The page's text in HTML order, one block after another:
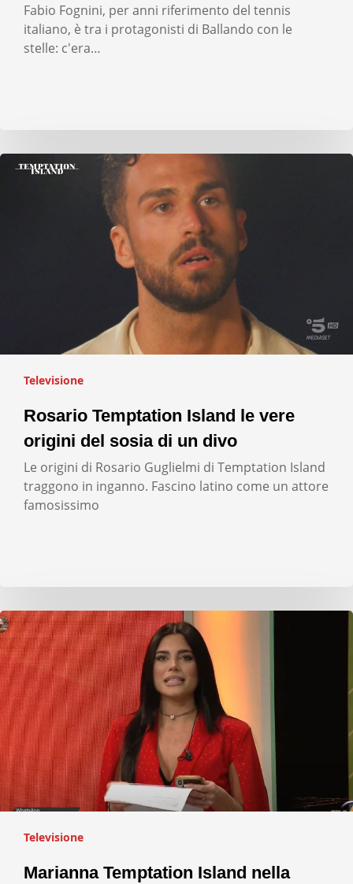
Fabio Fognini, per anni riferimento del tennis
italiano, è tra i protagonisti di Ballando con le
stelle: c'era…
Televisione
Rosario Temptation Island le vere
origini del sosia di un divo
Le origini di Rosario Guglielmi di Temptation Island
traggono in inganno. Fascino latino come un attore
famosissimo
Televisione
Marianna Temptation Island nella